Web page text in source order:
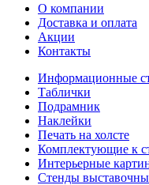
О компании
Доставка и оплата
Акции
Контакты
Информационные
Таблички
Подрамник
Наклейки
Печать на холсте
Комплектующие к
Интерьерные
Стенды